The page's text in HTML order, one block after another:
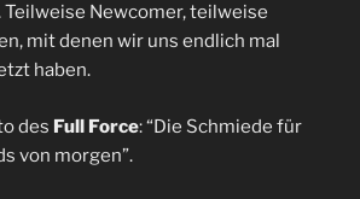
Teilweise Newcomer, teilweise
mit denen wir uns endlich mal
haben.
des Full Force: “Die Schmiede für
von morgen”.